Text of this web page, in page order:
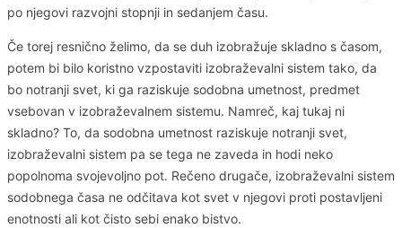
po njegovi razvojni stopnji in sedanjem času.
Če torej resnično želimo, da se duh izobražuje skladno s časom,
potem bi bilo koristno vzpostaviti izobraževalni sistem tako, da
bo notranji svet, ki ga raziskuje sodobna umetnost, predmet
vsebovan v izobraževalnem sistemu. Namreč, kaj tukaj ni
skladno? To, da sodobna umetnost raziskuje notranji svet,
izobraževalni sistem pa se tega ne zaveda in hodi neko
popolnoma svojevoljno pot. Rečeno drugače, izobraževalni sistem
sodobnega časa ne odčitava kot svet v njegovi proti postavljeni
enotnosti ali kot čisto sebi enako bistvo.